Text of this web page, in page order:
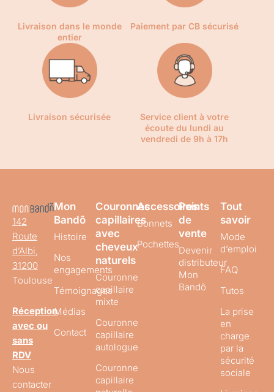
Livraison dans le monde
entier
Paiement par CB sécurisé
Livraison sécurisée
Service client à votre
écoute du lundi au
vendredi de 9h à 17h
142
Route
d’Albi,
31200
Toulouse
Réception
avec ou
sans
RDV
Nous
contacter
Mon
Bandô
Histoire
Nos
engagements
Témoignages
Médias
Contact
Couronnes
capillaires
avec
cheveux
naturels
Couronne
capillaire
mixte
Couronne
capillaire
autologue
Couronne
capillaire
Accessoires
Bonnets
Pochettes
Points
de
vente
Devenir
distributeur
Mon
Bandô
Tout
savoir
Mode
d’emploi
FAQ
Tutos
La prise
en
charge
par la
sécurité
sociale